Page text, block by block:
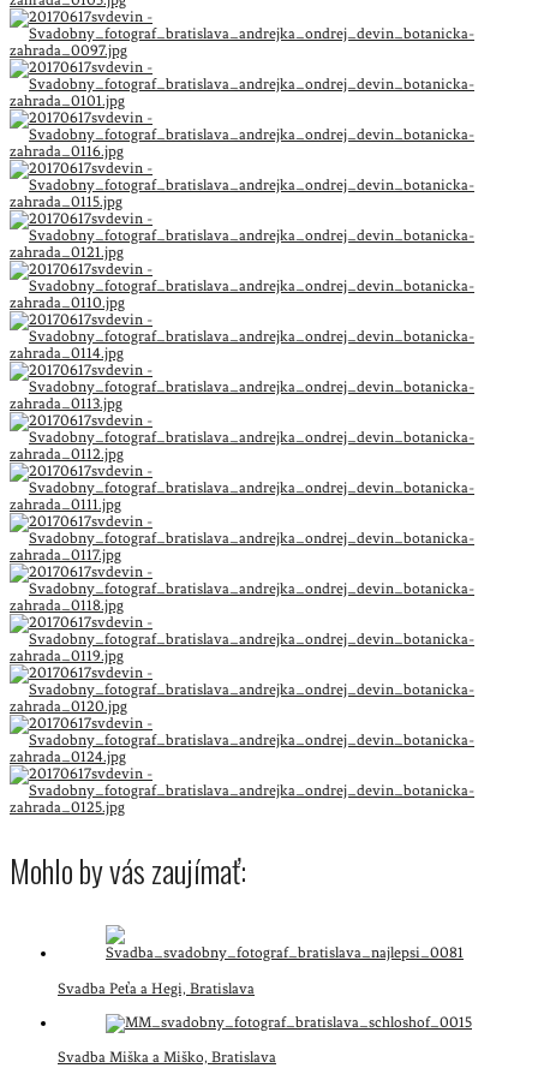
Mohlo by vás zaujímať:
Svadba Peťa a Hegi, Bratislava
Svadba Miška a Miško, Bratislava